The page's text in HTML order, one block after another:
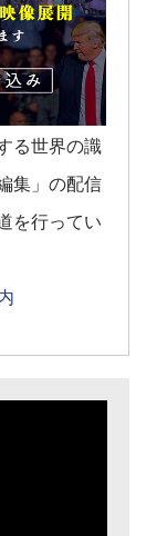
る世界の識
集」の配信
を行ってい